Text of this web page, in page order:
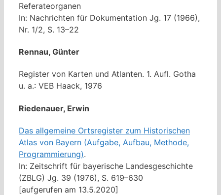
Referateorganen
In: Nachrichten für Dokumentation Jg. 17 (1966),
Nr. 1/2, S. 13–22
Rennau, Günter
Register von Karten und Atlanten. 1. Aufl. Gotha
u. a.: VEB Haack, 1976
Riedenauer, Erwin
Das allgemeine Ortsregister zum Historischen
Atlas von Bayern (Aufgabe, Aufbau, Methode,
Programmierung).
In: Zeitschrift für bayerische Landesgeschichte
(ZBLG) Jg. 39 (1976), S. 619–630
[aufgerufen am 13.5.2020]